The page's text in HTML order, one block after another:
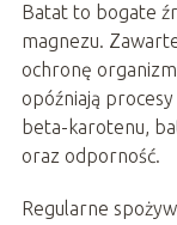
Batat to bogate
magnezu.
ochronę
opóźniają
beta-karotenu,
oraz odporność.
Regularne